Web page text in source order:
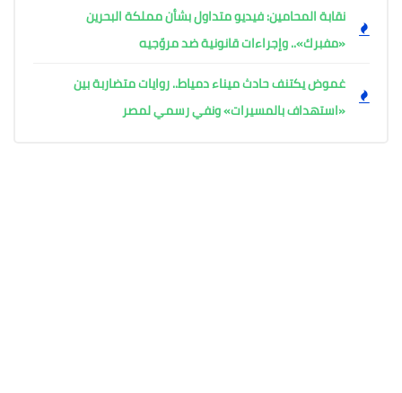
نقابة المحامين: فيديو متداول بشأن مملكة البحرين
«مفبرك».. وإجراءات قانونية ضد مروّجيه
غموض يكتنف حادث ميناء دمياط.. روايات متضاربة بين
«استهداف بالمسيرات» ونفي رسمي لمصر